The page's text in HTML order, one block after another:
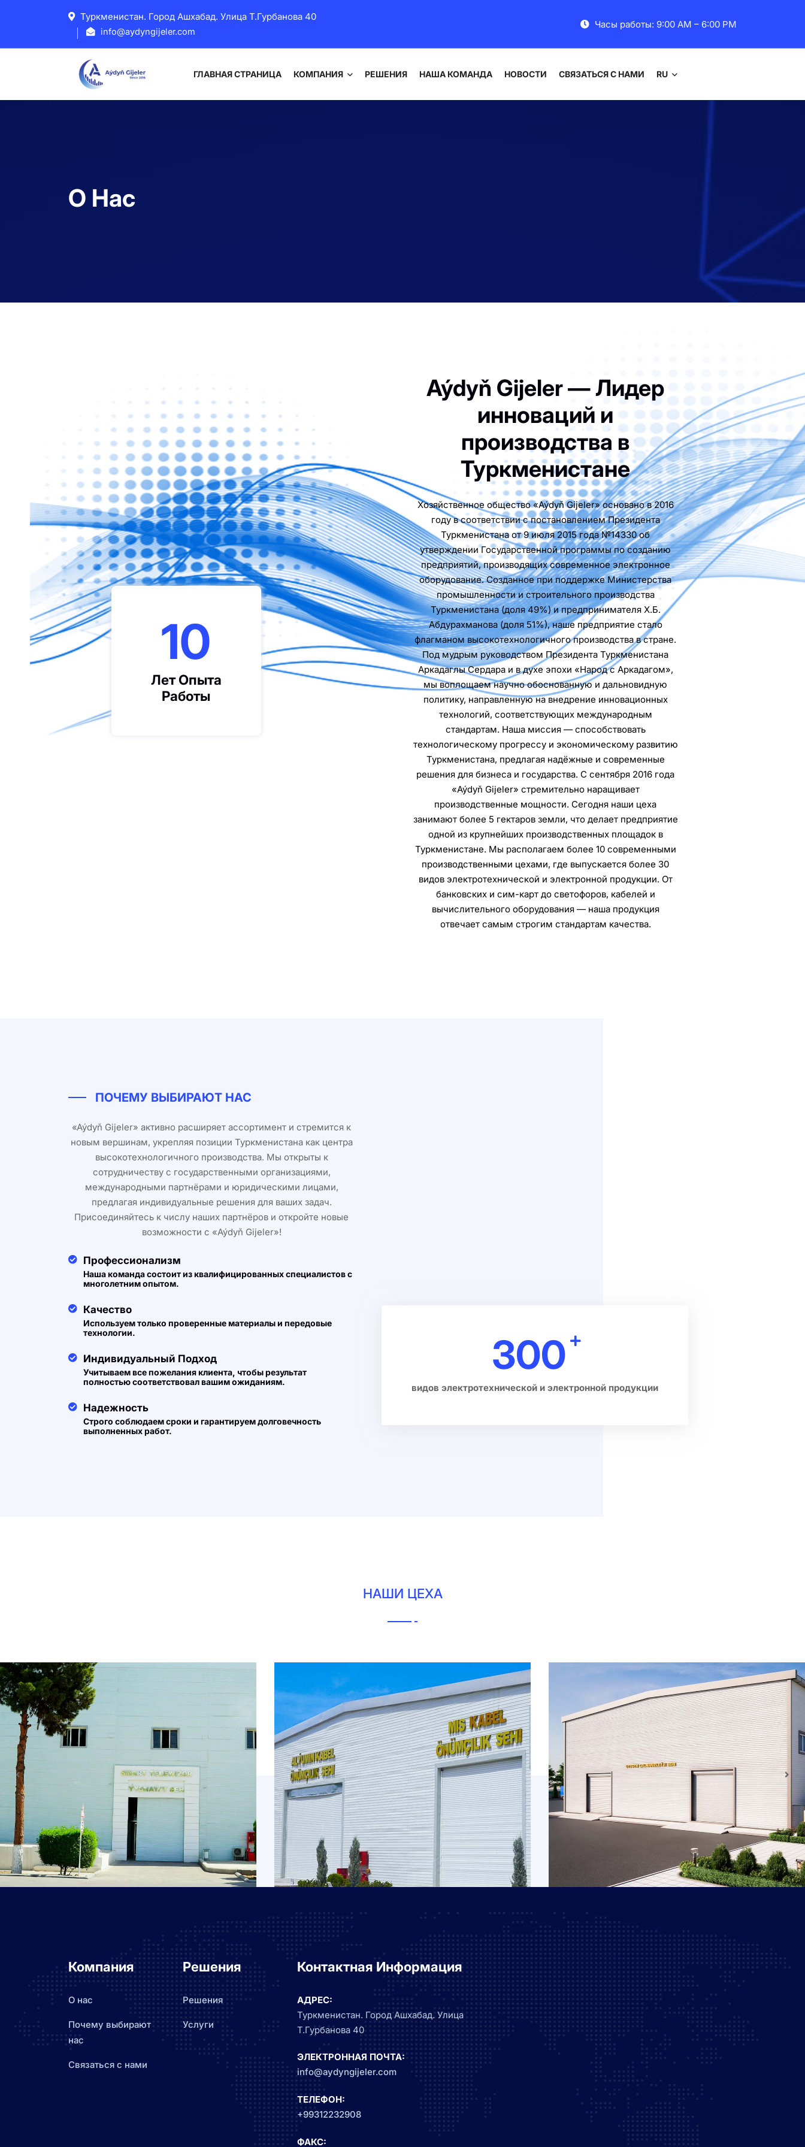
Туркменистан. Город Ашхабад. Улица Т.Гурбанова 40
info@aydyngijeler.com
Часы работы: 9:00 AM – 6:00 PM
ГЛАВНАЯ СТРАНИЦА КОМПАНИЯ РЕШЕНИЯ НАША КОМАНДА НОВОСТИ СВЯЗАТЬСЯ С НАМИ RU
О Нас
10
Лет Опыта
Работы
Aýdyň Gijeler — Лидер
инноваций и
производства в
Туркменистане
Хозяйственное общество «Aýdyň Gijeler» основано в 2016
году в соответствии с постановлением Президента
Туркменистана от 9 июля 2015 года №14330 об
утверждении Государственной программы по созданию
предприятий, производящих современное электронное
оборудование. Созданное при поддержке Министерства
промышленности и строительного производства
Туркменистана (доля 49%) и предпринимателя Х.Б.
Абдурахманова (доля 51%), наше предприятие стало
флагманом высокотехнологичного производства в стране.
Под мудрым руководством Президента Туркменистана
Аркадаглы Сердара и в духе эпохи «Народ с Аркадагом»,
мы воплощаем научно обоснованную и дальновидную
политику, направленную на внедрение инновационных
технологий, соответствующих международным
стандартам. Наша миссия — способствовать
технологическому прогрессу и экономическому развитию
Туркменистана, предлагая надёжные и современные
решения для бизнеса и государства. С сентября 2016 года
«Aýdyň Gijeler» стремительно наращивает
производственные мощности. Сегодня наши цеха
занимают более 5 гектаров земли, что делает предприятие
одной из крупнейших производственных площадок в
Туркменистане. Мы располагаем более 10 современными
производственными цехами, где выпускается более 30
видов электротехнической и электронной продукции. От
банковских и сим-карт до светофоров, кабелей и
вычислительного оборудования — наша продукция
отвечает самым строгим стандартам качества.
ПОЧЕМУ ВЫБИРАЮТ НАС
«Aýdyň Gijeler» активно расширяет ассортимент и стремится к
новым вершинам, укрепляя позиции Туркменистана как центра
высокотехнологичного производства. Мы открыты к
сотрудничеству с государственными организациями,
международными партнёрами и юридическими лицами,
предлагая индивидуальные решения для ваших задач.
Присоединяйтесь к числу наших партнёров и откройте новые
возможности с «Aýdyň Gijeler»!
Профессионализм
Наша команда состоит из квалифицированных специалистов с
многолетним опытом.
Качество
Используем только проверенные материалы и передовые
технологии.
Индивидуальный Подход
Учитываем все пожелания клиента, чтобы результат
полностью соответствовал вашим ожиданиям.
Надежность
Строго соблюдаем сроки и гарантируем долговечность
выполненных работ.
300
видов электротехнической и электронной продукции
НАШИ ЦЕХА
Цех По
Производству
Алюминиевого И
Медного Кабеля
Цех Горячей
Гальванизации
Компания
О нас
Почему выбирают
нас
Связаться с нами
Решения
Решения
Услуги
Контактная Информация
АДРЕС:
Туркменистан. Город Ашхабад. Улица
Т.Гурбанова 40
ЭЛЕКТРОННАЯ ПОЧТА:
info@aydyngijeler.com
ТЕЛЕФОН:
+99312232908
ФАКС: